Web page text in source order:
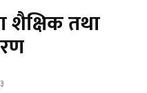
शैक्षिक तथा